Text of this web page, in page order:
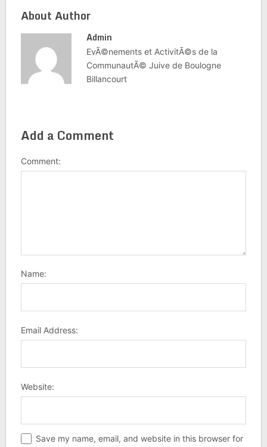
About Author
Admin
EvÃ©nements et ActivitÃ©s de la
CommunautÃ© Juive de Boulogne
Billancourt
Add a Comment
Comment:
Name:
Email Address:
Website:
Save my name, email, and website in this browser for